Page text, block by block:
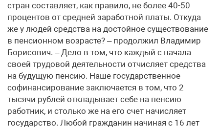
стран составляет, как правило, не более 40-50
процентов от средней заработной платы. Откуда
же у людей средства на достойное существование
в пенсионном возрасте? – продолжил Владимир
Борисович. – Дело в том, что каждый с начала
своей трудовой деятельности отчисляет средства
на будущую пенсию. Наше государственное
софинансирование заключается в том, что 2
тысячи рублей откладывает себе на пенсию
работник, и столько же на его счет начисляет
государство. Любой гражданин начиная с 16 лет